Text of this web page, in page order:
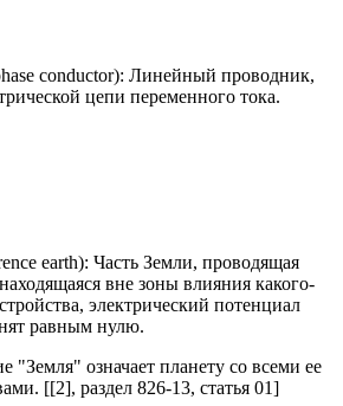
conductor): Линейный проводник,
цепи переменного тока.
earth): Часть Земли, проводящая
вне зоны влияния какого-
электрический потенциал
равным нулю.
"Земля" означает планету со всеми ее
[[2], раздел 826-13, статья 01]